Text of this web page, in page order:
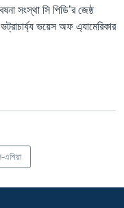
সংস্থা সি পিডি’র জেষ্ঠ
ভয়েস অফ এ্যামেরিকার
এশিয়া